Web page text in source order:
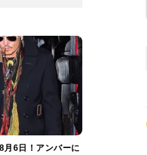
月6日！アンバーに